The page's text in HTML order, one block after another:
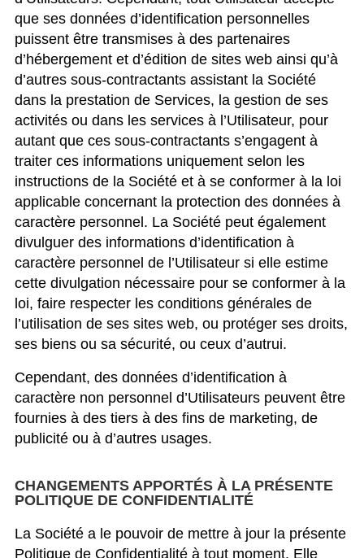
que ses données d’identification personnelles
puissent être transmises à des partenaires
d’hébergement et d’édition de sites web ainsi qu’à
d’autres sous-contractants assistant la Société
dans la prestation de Services, la gestion de ses
activités ou dans les services à l’Utilisateur, pour
autant que ces sous-contractants s’engagent à
traiter ces informations uniquement selon les
instructions de la Société et à se conformer à la loi
applicable concernant la protection des données à
caractère personnel. La Société peut également
divulguer des informations d’identification à
caractère personnel de l’Utilisateur si elle estime
cette divulgation nécessaire pour se conformer à la
loi, faire respecter les conditions générales de
l’utilisation de ses sites web, ou protéger ses droits,
ses biens ou sa sécurité, ou ceux d’autrui.
Cependant, des données d’identification à
caractère non personnel d’Utilisateurs peuvent être
fournies à des tiers à des fins de marketing, de
publicité ou à d’autres usages.
CHANGEMENTS APPORTÉS À LA PRÉSENTE
POLITIQUE DE CONFIDENTIALITÉ
La Société a le pouvoir de mettre à jour la présente
Politique de Confidentialité à tout moment. Elle